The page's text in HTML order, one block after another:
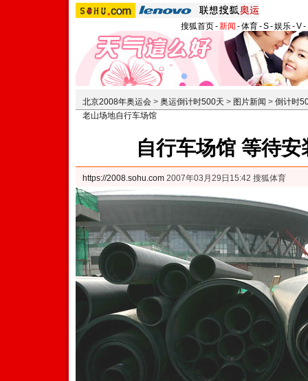
搜狐首页-新闻 -体育-S-娱乐-V-
北京2008年奥运会 > 奥运倒计时500天 > 图片新闻 > 倒计时
老山场地自行车场馆
自行车场馆 等待
https://2008.sohu.com 2007年03月29日15:42 搜狐体育